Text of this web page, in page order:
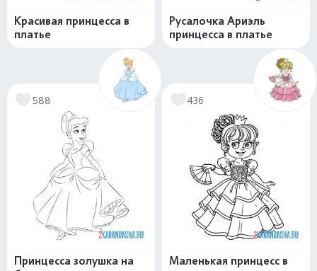
Красивая принцесса в
платье
Русалочка Ариэль
принцесса в платье
588
Принцесса золушка на
436
Маленькая принцесс в